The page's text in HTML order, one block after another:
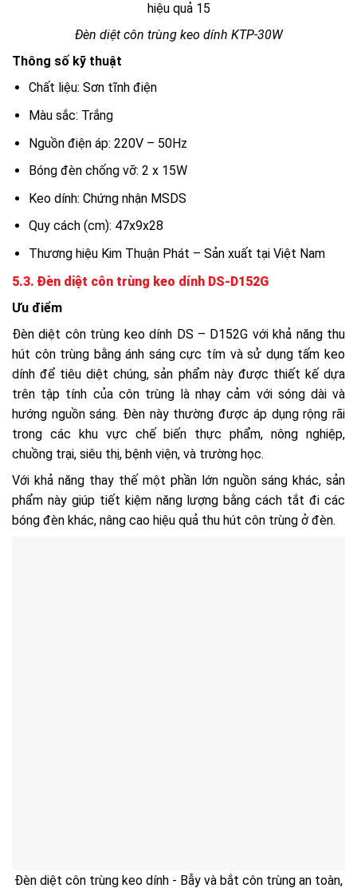
hiệu quả 15
Đèn diệt côn trùng keo dính KTP-30W
Thông số kỹ thuật
Chất liệu: Sơn tĩnh điện
Màu sắc: Trắng
Nguồn điện áp: 220V – 50Hz
Bóng đèn chống vỡ: 2 x 15W
Keo dính: Chứng nhận MSDS
Quy cách (cm): 47x9x28
Thương hiệu Kim Thuận Phát – Sản xuất tại Việt Nam
5.3. Đèn diệt côn trùng keo dính DS-D152G
Ưu điểm
Đèn diệt côn trùng keo dính DS – D152G với khả năng thu
hút côn trùng bằng ánh sáng cực tím và sử dụng tấm keo
dính để tiêu diệt chúng, sản phẩm này được thiết kế dựa
trên tập tính của côn trùng là nhạy cảm với sóng dài và
hướng nguồn sáng. Đèn này thường được áp dụng rộng rãi
trong các khu vực chế biến thực phẩm, nông nghiệp,
chuồng trại, siêu thị, bệnh viện, và trường học.
Với khả năng thay thế một phần lớn nguồn sáng khác, sản
phẩm này giúp tiết kiệm năng lượng bằng cách tắt đi các
bóng đèn khác, nâng cao hiệu quả thu hút côn trùng ở đèn.
Đèn diệt côn trùng keo dính - Bẫy và bắt côn trùng an toàn,